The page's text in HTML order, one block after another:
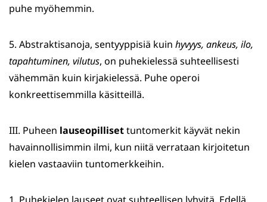
puhe myöhemmin.
5. Abstraktisanoja, sentyyppisiä kuin hyvyys, ankeus, ilo,
tapahtuminen, vilutus, on puhekielessä suhteellisesti
vähemmän kuin kirjakielessä. Puhe operoi
konkreettisemmilla käsitteillä.
III. Puheen lauseopillisettuntomerkit käyvät nekin
havainnollisimmin ilmi, kun niitä verrataan kirjoitetun
kielen vastaaviin tuntomerkkeihin.